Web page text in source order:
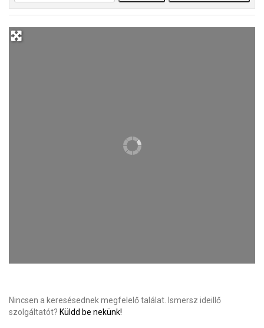
Nincsen a keresésednek megfelelő találat. Ismersz ideillő
szolgáltatót? Küldd be nekünk!